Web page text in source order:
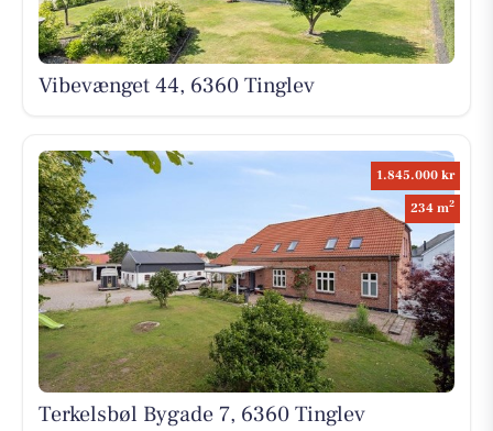
Vibevænget 44, 6360 Tinglev
1.845.000 kr
234 m2
Terkelsbøl Bygade 7, 6360 Tinglev